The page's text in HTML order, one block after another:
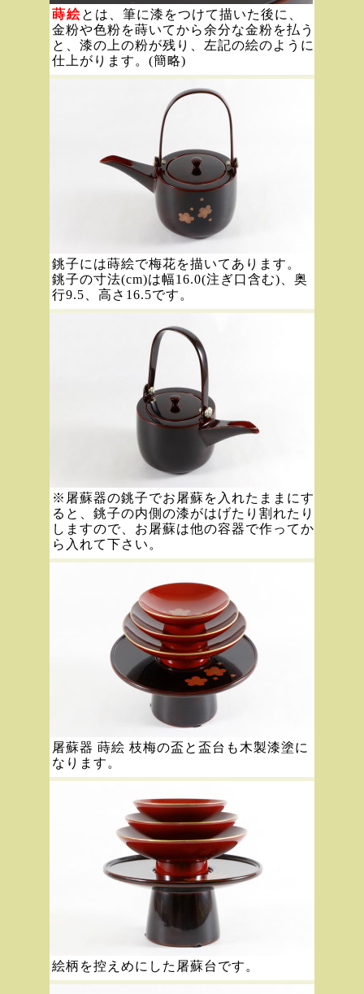
蒔絵とは、筆に漆をつけて描いた後に、
金粉や色粉を蒔いてから余分な金粉を払う
と、漆の上の粉が残り、左記の絵のように
仕上がります。(簡略)
銚子には蒔絵で梅花を描いてあります。
銚子の寸法(cm)は幅16.0(注ぎ口含む)、奥
行9.5、高さ16.5です。
※屠蘇器の銚子でお屠蘇を入れたままにす
ると、銚子の内側の漆がはげたり割れたり
しますので、お屠蘇は他の容器で作ってか
ら入れて下さい。
屠蘇器 蒔絵 枝梅の盃と盃台も木製漆塗に
なります。
絵柄を控えめにした屠蘇台です。